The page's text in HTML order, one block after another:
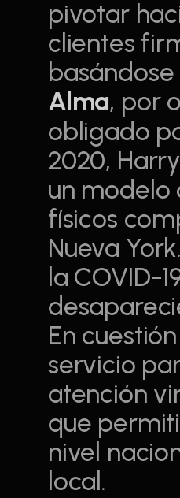
pivotar
clientes
Alma, por
obligado
2020,
un modelo
físicos
Nueva
la COVID-
En
servicio
atención
que
nivel
local.